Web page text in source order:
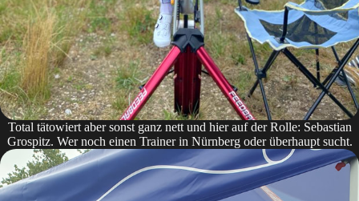
Total tätowiert aber sonst ganz nett und hier auf der Rolle: Sebastian
Grospitz. Wer noch einen Trainer in Nürnberg oder überhaupt sucht.